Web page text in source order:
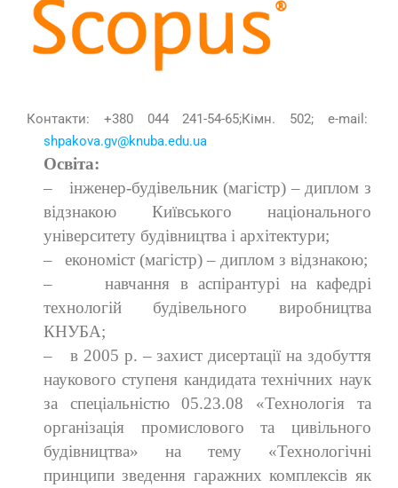
Контакти: +380 044 241-54-65;Кімн. 502; e-mail:
shpakova.gv@knuba.edu.ua
Освіта:
–
інженер-будівельник (магістр) – диплом з
відзнакою Київського національного
університету будівництва і архітектури;
–
економіст (магістр) – диплом з відзнакою;
–
навчання в аспірантурі на кафедрі
технологій будівельного виробництва
КНУБА;
–
в2005 р. – захист дисертації на здобуття
наукового ступеня кандидата технічних наук
за спеціальністю 05.23.08 «Технологія та
організація промислового та цивільного
будівництва» на тему «Технологічні
принципи зведення гаражних комплексів як